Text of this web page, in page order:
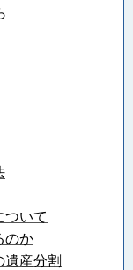
ついて
のか
産分割